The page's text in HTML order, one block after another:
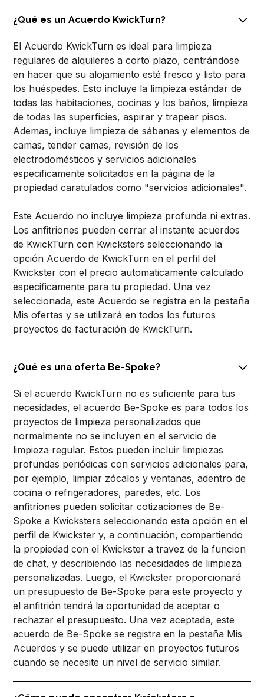
¿Qué es un Acuerdo KwickTurn?
El Acuerdo KwickTurn es ideal para limpieza
regulares de alquileres a corto plazo, centrándose
en hacer que su alojamiento esté fresco y listo para
los huéspedes. Esto incluye la limpieza estándar de
todas las habitaciones, cocinas y los baños, limpieza
de todas las superficies, aspirar y trapear pisos.
Ademas, incluye limpieza de sábanas y elementos de
camas, tender camas, revisión de los
electrodomésticos y servicios adicionales
especificamente solicitados en la página de la
propiedad caratulados como "servicios adicionales".
Este Acuerdo no incluye limpieza profunda ni extras.
Los anfitriones pueden cerrar al instante acuerdos
de KwickTurn con Kwicksters seleccionando la
opción Acuerdo de KwickTurn en el perfil del
Kwickster con el precio automaticamente calculado
especificamente para tu propiedad. Una vez
seleccionada, este Acuerdo se registra en la pestaña
Mis ofertas y se utilizará en todos los futuros
proyectos de facturación de KwickTurn.
¿Qué es una oferta Be-Spoke?
Si el acuerdo KwickTurn no es suficiente para tus
necesidades, el acuerdo Be-Spoke es para todos los
proyectos de limpieza personalizados que
normalmente no se incluyen en el servicio de
limpieza regular. Estos pueden incluir limpiezas
profundas periódicas con servicios adicionales para,
por ejemplo, limpiar zócalos y ventanas, adentro de
cocina o refrigeradores, paredes, etc. Los
anfitriones pueden solicitar cotizaciones de Be-
Spoke a Kwicksters seleccionando esta opción en el
perfil de Kwickster y, a continuación, compartiendo
la propiedad con el Kwickster a travez de la funcion
de chat, y describiendo las necesidades de limpieza
personalizadas. Luego, el Kwickster proporcionará
un presupuesto de Be-Spoke para este proyecto y
el anfitrión tendrá la oportunidad de aceptar o
rechazar el presupuesto. Una vez aceptada, este
acuerdo de Be-Spoke se registra en la pestaña Mis
Acuerdos y se puede utilizar en proyectos futuros
cuando se necesite un nivel de servicio similar.